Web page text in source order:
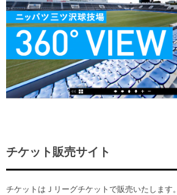
チケット販売サイト
チケットはＪリーグチケットで販売いたします。